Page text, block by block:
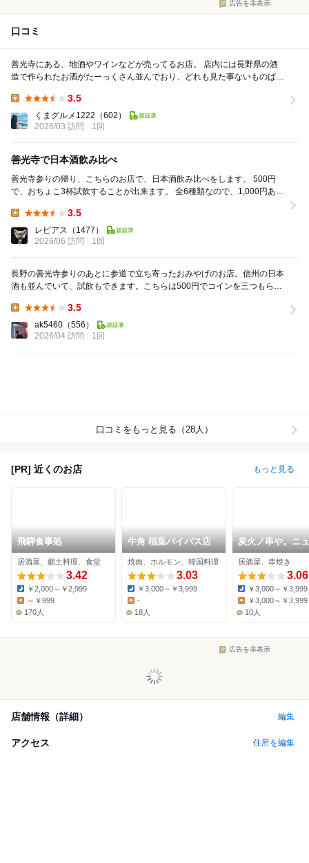
広告を非表示
口コミ
善光寺にある、地酒やワインなどが売ってるお店。 店内には長野県の酒
造で作られたお酒がたーっくさん並んでおり、どれも見た事ないものばか
3.5
くまグルメ1222 （602）
2026/03 訪問
1回
善光寺で日本酒飲み比べ
善光寺参りの帰り、こちらのお店で、日本酒飲み比べをします。 500円
で、おちょこ3杯試飲することが出来ます。 全6種類なので、1,000円あれ
3.5
レピアス （1477）
2026/06 訪問
1回
長野の善光寺参りのあとに参道で立ち寄ったおみやげのお店。信州の日本
酒も並んでいて、試飲もできます。こちらは500円でコインを三つもらっ
3.5
ak5460 （556）
2026/04 訪問
1回
口コミをもっと見る（28人）
[PR] 近くのお店 もっと見る
飛騨食事処
居酒屋、郷土料理、食堂
3.42
Dinner:
￥2,000～￥2,999
～￥999
170人
牛角 稲葉バイパス店
焼肉、ホルモン、韓国料理
3.03
Dinner:
￥3,000～￥3,999
Lunch:
-
18人
炭火ノ串や。ニ
カタスタイル 長
前店
居酒屋、串焼き
3.06
Dinner:
￥3,000～￥3,999
Lunch:
￥3,000～￥3,999
10人
広告を非表示
店舗情報（詳細） 編集
アクセス 住所を編集